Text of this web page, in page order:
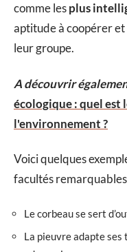
comme lesplus
aptitude à coopérer
leur groupe.
A découvrir
écologique : quel est
l'environnement ?
Voici quelques
facultés
Le corbeau se sert
La pieuvre adapte